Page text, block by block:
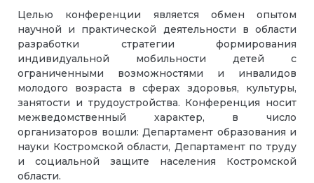
Целью конференции является обмен опытом
научной и практической деятельности в области
разработки стратегии формирования
индивидуальной мобильности детей с
ограниченными возможностями и инвалидов
молодого возраста в сферах здоровья, культуры,
занятости и трудоустройства. Конференция носит
межведомственный характер, в число
организаторов вошли: Департамент образования и
науки Костромской области, Департамент по труду
и социальной защите населения Костромской
области.